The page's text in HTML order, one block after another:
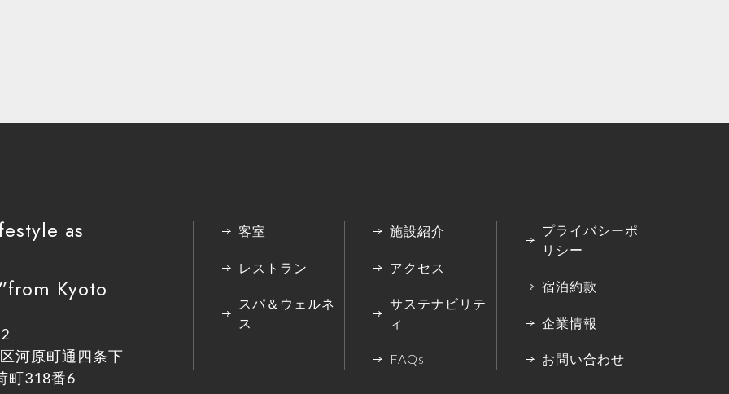
as
Kyoto
河原町通四条下
町318番6
客室
レストラン
スパ＆ウェルネ
ス
施設紹介
アクセス
サステナビリテ
ィ
FAQs
プライバシーポ
リシー
宿泊約款
企業情報
お問い合わせ